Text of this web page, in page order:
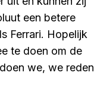
een betere
Ferrari. Hopelijk
te doen om de
we, we reden